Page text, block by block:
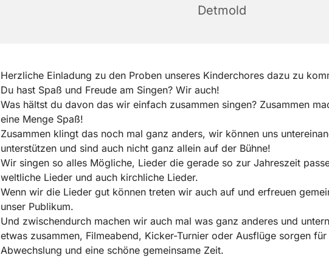
Detmold
Herzliche Einladung zu den Proben unseres Kinderchores dazu zu
Du hast Spaß und Freude am Singen? Wir auch!
Was hältst du davon das wir einfach zusammen singen? Zusammen
eine Menge Spaß!
Zusammen klingt das noch mal ganz anders, wir können uns
unterstützen und sind auch nicht ganz allein auf der Bühne!
Wir singen so alles Mögliche, Lieder die gerade so zur Jahreszeit
weltliche Lieder und auch kirchliche Lieder.
Wenn wir die Lieder gut können treten wir auch auf und erfreuen
unser Publikum.
Und zwischendurch machen wir auch mal was ganz anderes und
etwas zusammen, Filmeabend, Kicker-Turnier oder Ausflüge sorgen für
Abwechslung und eine schöne gemeinsame Zeit.